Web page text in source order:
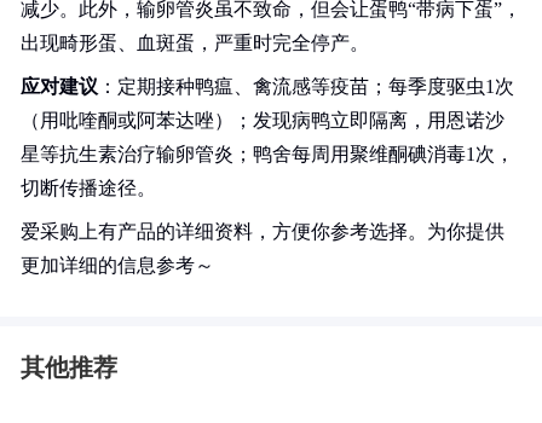
减少。此外，输卵管炎虽不致命，但会让蛋鸭“带病下蛋”，
出现畸形蛋、血斑蛋，严重时完全停产。
应对建议 ：定期接种鸭瘟、禽流感等疫苗；每季度驱虫1次
（用吡喹酮或阿苯达唑）；发现病鸭立即隔离，用恩诺沙
星等抗生素治疗输卵管炎；鸭舍每周用聚维酮碘消毒1次，
切断传播途径。
爱采购上有产品的详细资料，方便你参考选择。为你提供
更加详细的信息参考～
其他推荐